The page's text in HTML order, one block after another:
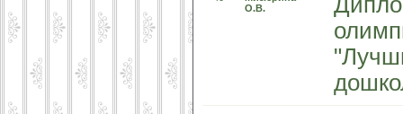
О.В.